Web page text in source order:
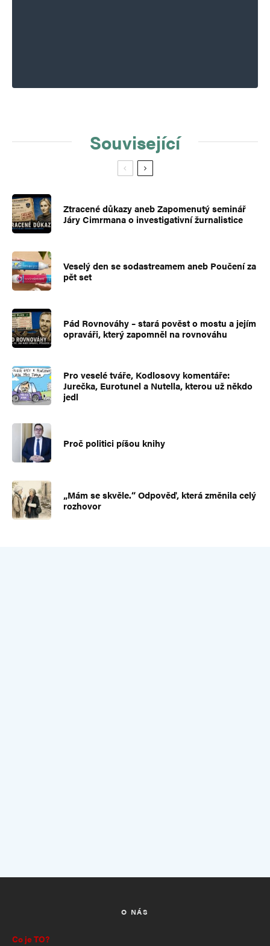
Související
Ztracené důkazy aneb Zapomenutý seminář
Járy Cimrmana o investigativní žurnalistice
Veselý den se sodastreamem aneb Poučení za
pět set
Pád Rovnováhy – stará pověst o mostu a jejím
opraváři, který zapomněl na rovnováhu
Pro veselé tváře, Kodlosovy komentáře:
Jurečka, Eurotunel a Nutella, kterou už někdo
jedl
Proč politici píšou knihy
„Mám se skvěle.“ Odpověď, která změnila celý
rozhovor
O NÁS
Co je TO?